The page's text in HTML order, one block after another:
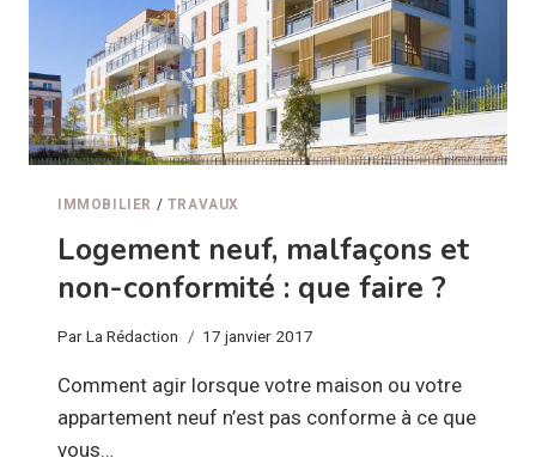
IMMOBILIER / TRAVAUX
Logement neuf, malfaçons et
non-conformité : que faire ?
ParLa Rédaction 17 janvier 2017
Comment agir lorsque votre maison ou votre
appartement neuf n’est pas conforme à ce que
vous…